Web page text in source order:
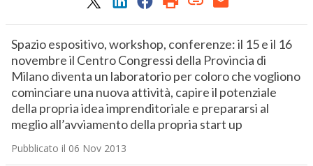
Spazio espositivo, workshop, conferenze: il 15 e il 16
novembre il Centro Congressi della Provincia di
Milano diventa un laboratorio per coloro che vogliono
cominciare una nuova attività, capire il potenziale
della propria idea imprenditoriale e prepararsi al
meglio all’avviamento della propria start up
Pubblicato il 06 Nov 2013